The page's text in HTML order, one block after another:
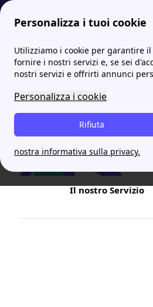
Personalizza i tuoi cookie
Utilizziamo i cookie per garantire
fornire i nostri servizi e, se sei
nostri servizi e offrirti annunci
Personalizza i cookie
Rifiuta
nostra informativa sulla privacy.
Internet Casa Vodafone:
Il nostro Servizio